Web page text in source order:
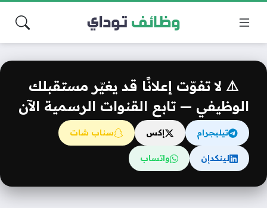
⚠️ لا تفوّت إعلانًا قد يغيّر مستقبلك
الوظيفي — تابع القنوات الرسمية الآن
تيليجرام إكس سناب شات
لينكدإن واتساب